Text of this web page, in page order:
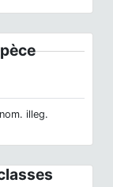
illeg.